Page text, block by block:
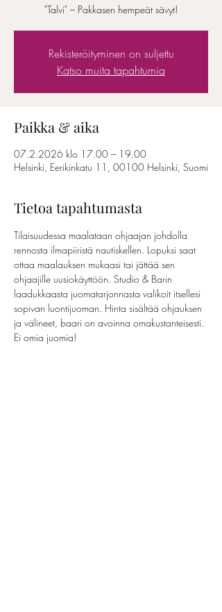
"Talvi" – Pakkasen hempeät sävyt!
Rekisteröityminen on suljettu
Katso muita tapahtumia
Paikka & aika
07.2.2026 klo 17.00 – 19.00
Helsinki, Eerikinkatu 11, 00100 Helsinki, Suomi
Tietoa tapahtumasta
Tilaisuudessa maalataan ohjaajan johdolla
rennosta ilmapiiristä nautiskellen. Lopuksi saat
ottaa maalauksen mukaasi tai jättää sen
ohjaajille uusiokäyttöön. Studio & Barin
laadukkaasta juomatarjonnasta valikoit itsellesi
sopivan luontijuoman. Hinta sisältää ohjauksen
ja välineet, baari on avoinna omakustanteisesti.
Ei omia juomia!